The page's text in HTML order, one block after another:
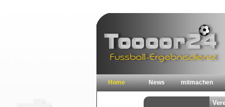
Home News mitmachen